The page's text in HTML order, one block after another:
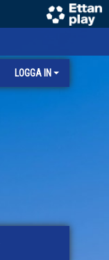
LOGGA IN